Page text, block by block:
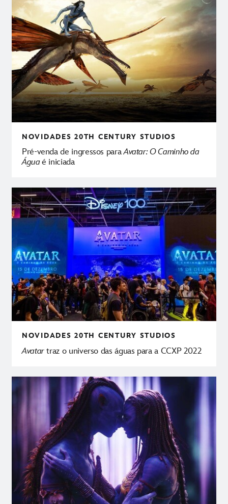
NOVIDADES 20TH CENTURY STUDIOS
Pré-venda de ingressos paraAvatar: O Caminho da
Águaé iniciada
NOVIDADES 20TH CENTURY STUDIOS
Avatartraz o universo das águas para a CCXP 2022